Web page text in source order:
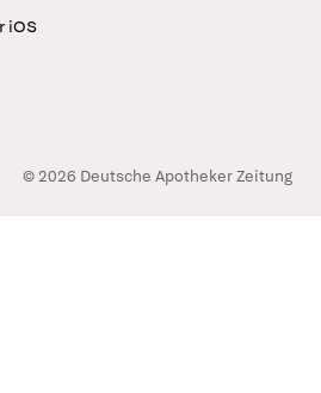
iOS
© 2026 Deutsche Apotheker Zeitung